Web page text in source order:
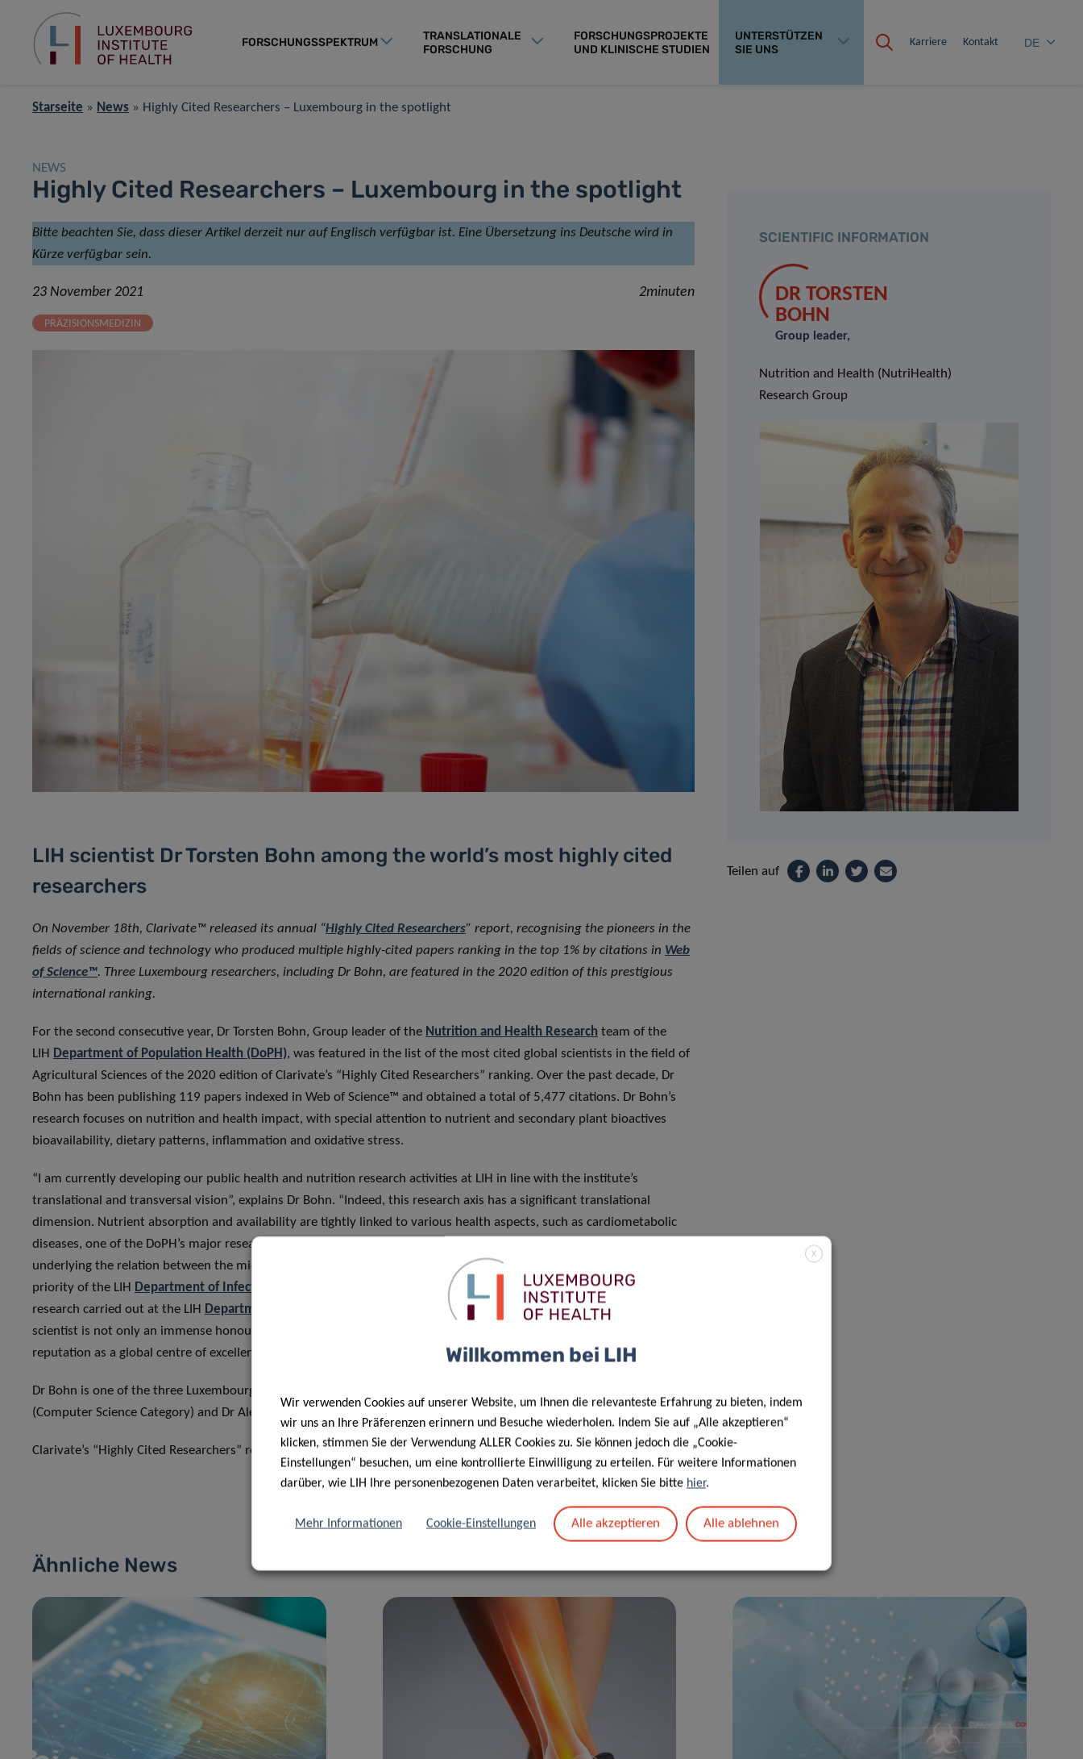
FORSCHUNGSSPEKTRUM
TRANSLATIONALE
FORSCHUNG
FORSCHUNGSPROJEKTE
UND KLINISCHE STUDIEN
UNTERSTÜTZEN
SIE UNS
Karriere Kontakt DE
Starseite » News » Highly Cited Researchers – Luxembourg in the spotlight
NEWS
Highly Cited Researchers – Luxembourg in the spotlight
Bitte beachten Sie, dass dieser Artikel derzeit nur auf Englisch verfügbar ist. Eine Übersetzung ins Deutsche wird in
Kürze verfügbar sein.
23 November 2021 2minuten
PRÄZISIONSMEDIZIN
LIH scientist Dr Torsten Bohn among the world’s most highly cited
researchers
On November 18th, Clarivate™ released its annual “Highly Cited Researchers” report, recognising the pioneers in the
fields of science and technology who produced multiple highly-cited papers ranking in the top 1% by citations in Web
of Science™. Three Luxembourg researchers, including Dr Bohn, are featured in the 2020 edition of this prestigious
international ranking.
For the second consecutive year, Dr Torsten Bohn, Group leader of the Nutrition and Health Research team of the
LIH Department of Population Health (DoPH), was featured in the list of the most cited global scientists in the field of
Agricultural Sciences of the 2020 edition of Clarivate’s “Highly Cited Researchers” ranking. Over the past decade, Dr
Bohn has been publishing 119 papers indexed in Web of Science™ and obtained a total of 5,477 citations. Dr Bohn’s
research focuses on nutrition and health impact, with special attention to nutrient and secondary plant bioactives
bioavailability, dietary patterns, inflammation and oxidative stress.
“I am currently developing our public health and nutrition research activities at LIH in line with the institute’s
translational and transversal vision”, explains Dr Bohn. “Indeed, this research axis has a significant translational
dimension. Nutrient absorption and availability are tightly linked to various health aspects, such as cardiometabolic
diseases, one of the DoPH’s major research areas, as well as being a key element in unravelling the mechanisms
underlying the relation between the microbiome, immunity, oxidative stress and inflammation, which are also the
priority of the LIH Department of Infection and Immunity (DII)
. Not to mention the proven connections with cancer
research carried out at the LIH Department of Oncology (DONC)
. Being distinguished as an internationally influential
scientist is not only an immense honour, but also an unparalleled opportunity to uphold the institute’s visibility and
reputation as a global centre of excellence in transversal and translational research”, he adds.
Dr Bohn is one of the three Luxembourg scientists to have received this accolade, together with Dr Stéphane Bordas
(Computer Science Category) and Dr Alexandre Tkatchenko (Cross-Field category) from the University of Luxembourg.
Clarivate’s “Highly Cited Researchers” report can be accessedhere.
SCIENTIFIC INFORMATION
DR TORSTEN
BOHN
Group leader,
Nutrition and Health (NutriHealth)
Research Group
Teilen auf
Ähnliche News
X
Willkommen bei LIH
Wir verwenden Cookies auf unserer Website, um Ihnen die relevanteste Erfahrung zu bieten, indem
wir uns an Ihre Präferenzen erinnern und Besuche wiederholen. Indem Sie auf „Alle akzeptieren“
klicken, stimmen Sie der Verwendung ALLER Cookies zu. Sie können jedoch die „Cookie-
Einstellungen“ besuchen, um eine kontrollierte Einwilligung zu erteilen. Für weitere Informationen
darüber, wie LIH Ihre personenbezogenen Daten verarbeitet, klicken Sie bitte hier.
Mehr Informationen Cookie-Einstellungen Alle akzeptieren Alle ablehnen